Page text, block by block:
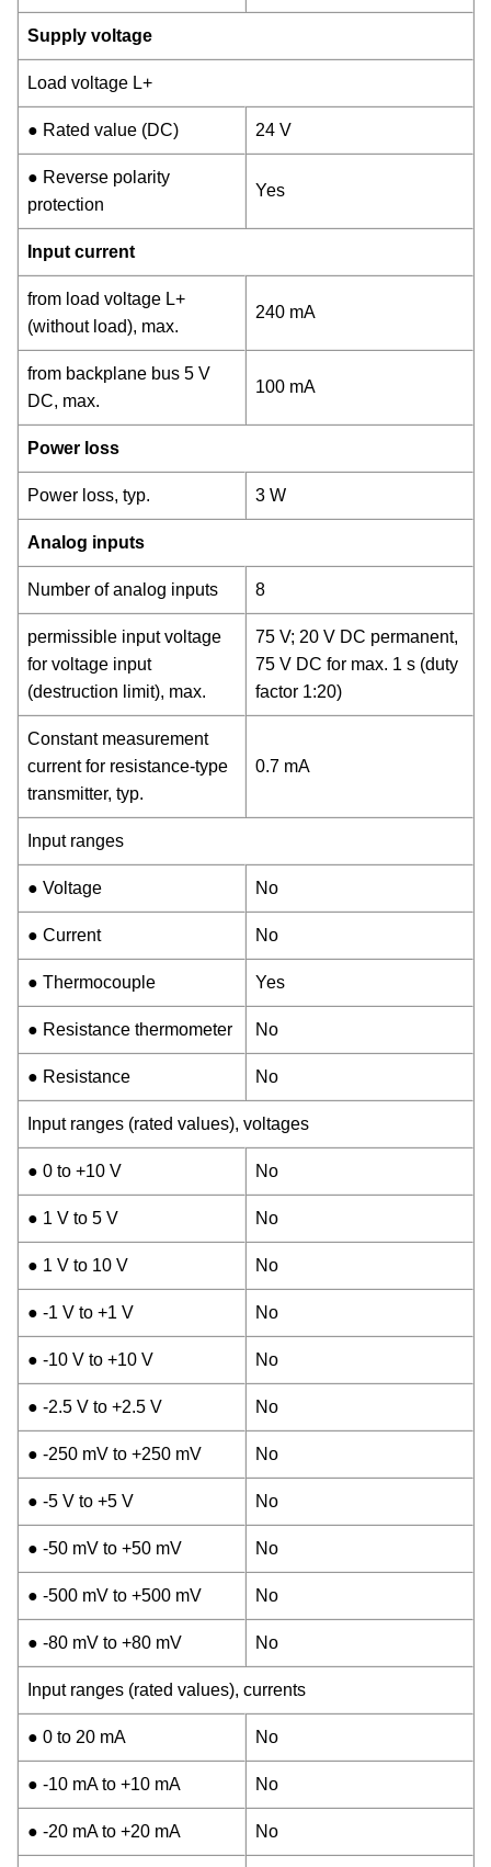
Supply voltage
Load voltage L+
● Rated value (DC) 24 V
● Reverse polarity
protection
Yes
Input current
from load voltage L+
(without load), max.
240 mA
from backplane bus 5 V
DC, max.
100 mA
Power loss
Power loss, typ. 3 W
Analog inputs
Number of analog inputs 8
permissible input voltage
for voltage input
(destruction limit), max.
75 V; 20 V DC permanent,
75 V DC for max. 1 s (duty
factor 1:20)
Constant measurement
current for resistance-type
transmitter, typ.
0.7 mA
Input ranges
● Voltage No
● Current No
● Thermocouple Yes
● Resistance thermometer No
● Resistance No
Input ranges (rated values), voltages
● 0 to +10 V No
● 1 V to 5 V No
● 1 V to 10 V No
● -1 V to +1 V No
● -10 V to +10 V No
● -2.5 V to +2.5 V No
● -250 mV to +250 mV No
● -5 V to +5 V No
● -50 mV to +50 mV No
● -500 mV to +500 mV No
● -80 mV to +80 mV No
Input ranges (rated values), currents
● 0 to 20 mA No
● -10 mA to +10 mA No
● -20 mA to +20 mA No